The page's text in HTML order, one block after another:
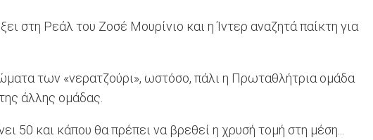
στη Ρεάλ του Ζοσέ Μουρίνιο και η Ίντερ αναζητά παίκτη για
των «νερατζούρι», ωστόσο, πάλι η Πρωταθλήτρια ομάδα
άλλης ομάδας.
50 και κάπου θα πρέπει να βρεθεί η χρυσή τομή στη μέση...